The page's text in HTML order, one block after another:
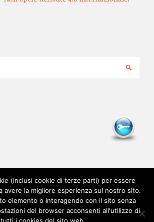
(inclusi cookie di terze parti) per essere
avere la migliore esperienza sul nostro sito.
elemento o interagendo con il sito senza
del browser acconsenti all'utilizzo di